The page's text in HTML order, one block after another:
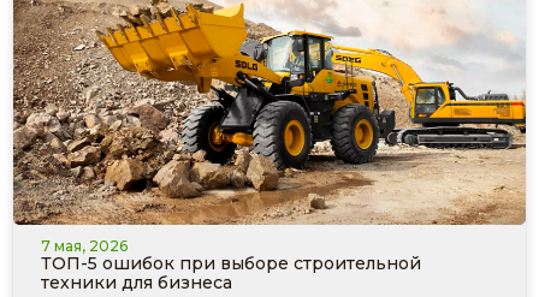
7 мая, 2026
ТОП-5 ошибок при выборе строительной
техники для бизнеса